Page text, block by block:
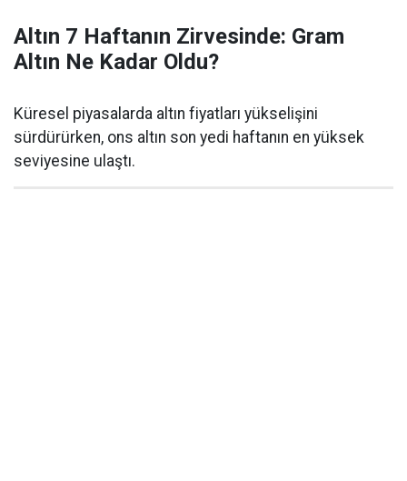
Altın 7 Haftanın Zirvesinde: Gram
Altın Ne Kadar Oldu?
Küresel piyasalarda altın fiyatları yükselişini
sürdürürken, ons altın son yedi haftanın en yüksek
seviyesine ulaştı.